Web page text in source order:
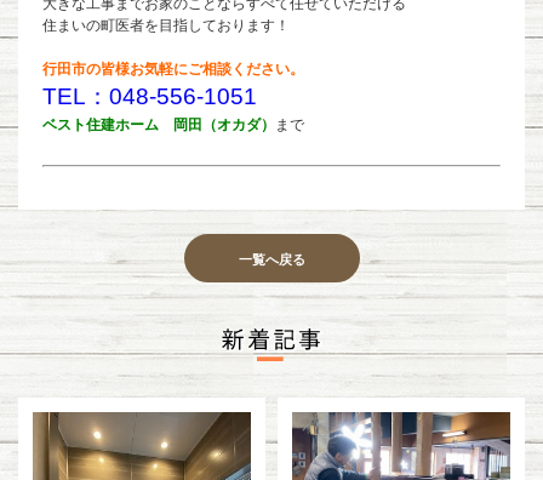
大きな工事までお家のことならすべて任せていただける
住まいの町医者を目指しております！
行田市の皆様お気軽にご相談ください。
TEL：048-556-1051
ベスト住建ホーム 岡田（オカダ） まで
一覧へ戻る